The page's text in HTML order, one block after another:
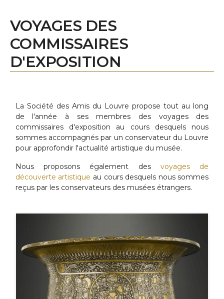
VOYAGES DES
COMMISSAIRES
D'EXPOSITION
La Société des Amis du Louvre propose tout au long
de l'année à ses membres des voyages des
commissaires d'exposition au cours desquels nous
sommes accompagnés par un conservateur du Louvre
pour approfondir l'actualité artistique du musée.
Nous proposons également des voyages de
découverte artistique au cours desquels nous sommes
reçus par les conservateurs des musées étrangers.